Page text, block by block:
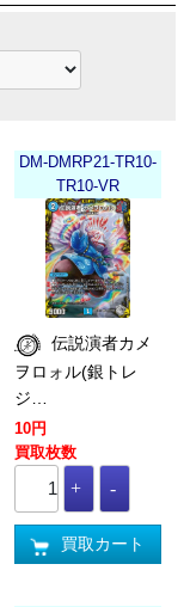
DM-DMRP21-TR10-
TR10-VR
ヲロォル(銀トレ
ジ…
10円
買取枚数
買取カート